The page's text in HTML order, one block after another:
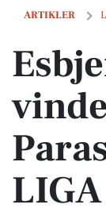
ARTIKLER
Esbjerg IF92